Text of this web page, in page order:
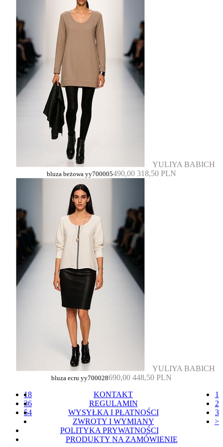
YULIYA BABICH
bluza beżowa yy700005490,00 318,50 PLN
YULIYA BABICH
bluza ecru yy700028690,00 448,50 PLN
18
36
54
1
2
3
>
KONTAKT
REGULAMIN
WYSYŁKA I PŁATNOŚCI
ZWROTY I WYMIANY
POLITYKA PRYWATNOŚCI
PRODUKTY NA ZAMÓWIENIE